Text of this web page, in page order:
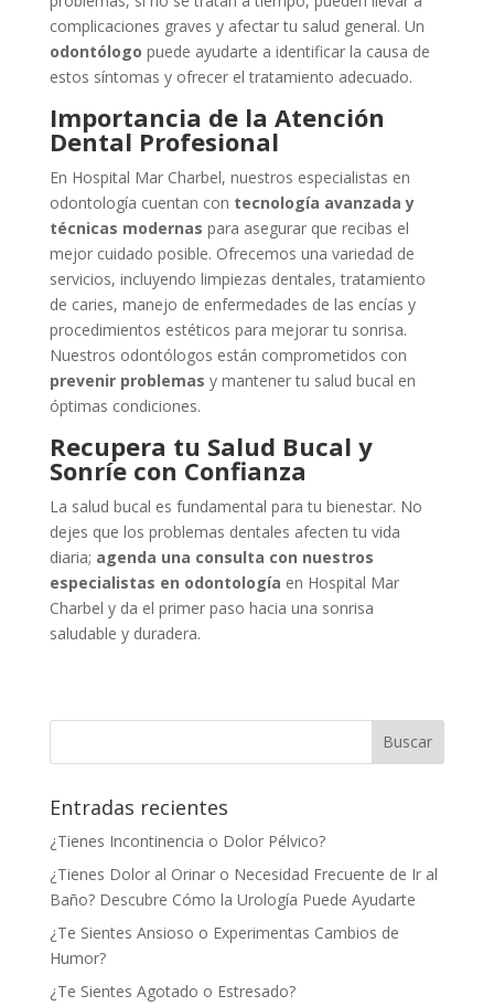
complicaciones graves y afectar tu salud general. Un
odontólogo puede ayudarte a identificar la causa de
estos síntomas y ofrecer el tratamiento adecuado.
Importancia de la Atención
Dental Profesional
En Hospital Mar Charbel, nuestros especialistas en
odontología cuentan con tecnología avanzada y
técnicas modernas para asegurar que recibas el
mejor cuidado posible. Ofrecemos una variedad de
servicios, incluyendo limpiezas dentales, tratamiento
de caries, manejo de enfermedades de las encías y
procedimientos estéticos para mejorar tu sonrisa.
Nuestros odontólogos están comprometidos con
prevenir problemas y mantener tu salud bucal en
óptimas condiciones.
Recupera tu Salud Bucal y
Sonríe con Confianza
La salud bucal es fundamental para tu bienestar. No
dejes que los problemas dentales afecten tu vida
diaria; agenda una consulta con nuestros
especialistas en odontología en Hospital Mar
Charbel y da el primer paso hacia una sonrisa
saludable y duradera.
Entradas recientes
¿Tienes Incontinencia o Dolor Pélvico?
¿Tienes Dolor al Orinar o Necesidad Frecuente de Ir al
Baño? Descubre Cómo la Urología Puede Ayudarte
¿Te Sientes Ansioso o Experimentas Cambios de
Humor?
¿Te Sientes Agotado o Estresado?